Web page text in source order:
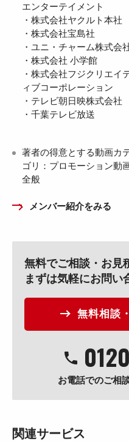
エンターテイメント
・株式会社ヤクルト本社
・株式会社宝島社
・ユニ・チャーム株式会
・株式会社 小学館
・株式会社フジクリエイ
ィブコーポレーション
・テレビ朝日映株式会社
・千葉テレビ放送
著者の得意とする動画カ
ゴリ：プロモーション動
全般
メンバー紹介をみる
無料でご相談・お見
まずは気軽にお問い
無料相談
0120
お電話でのご相
関連サービス